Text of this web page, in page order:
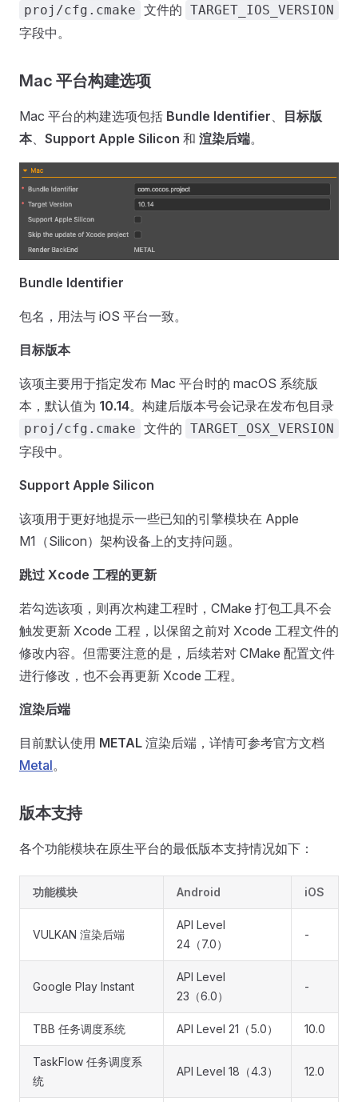
proj/cfg.cmake 文件的 TARGET_IOS_VERSION
字段中。
Mac 平台构建选项
Mac 平台的构建选项包括 Bundle Identifier
目标版
本、 Support Apple Silicon 和 渲染后端。
Bundle Identifier
包名，用法与 iOS 平台一致。
目标版本
该项主要用于指定发布 Mac 平台时的 macOS 系统版
本，默认值为 10.14。构建后版本号会记录在发布包目录
proj/cfg.cmake 文件的 TARGET_OSX_VERSION
字段中。
Support Apple Silicon
该项用于更好地提示一些已知的引擎模块在 Apple
M1（Silicon）架构设备上的支持问题。
跳过 Xcode 工程的更新
若勾选该项，则再次构建工程时，CMake 打包工具不会
触发更新 Xcode 工程，以保留之前对 Xcode 工程文件的
修改内容。但需要注意的是，后续若对 CMake 配置文件
进行修改，也不会再更新 Xcode 工程。
渲染后端
目前默认使用 METAL 渲染后端，详情可参考官方文档
Metal。
版本支持
各个功能模块在原生平台的最低版本支持情况如下：
功能模块 Android iOS
VULKAN 渲染后端
API Level
24（7.0）
-
Google Play Instant
API Level
23（6.0）
-
TBB 任务调度系统 API Level 21（5.0） 10.0
TaskFlow 任务调度系
统
API Level 18（4.3） 12.0